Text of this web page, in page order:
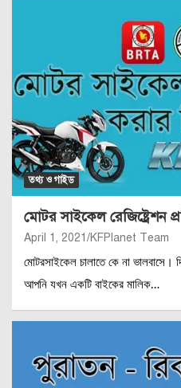
তথ্য ও গাইড
মোটর সাইকেল রেজিষ্ট্রেশন
April 1, 2021 KFPlanet Team
মোটরসাইকেল চালাতে কে না
আপনি যখন একটি বাইকের মালিক…